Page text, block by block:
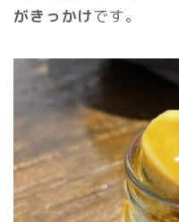
がきっかけです。